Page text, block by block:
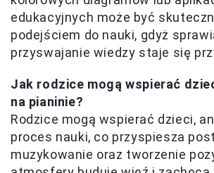
edukacyjnych może być
podejściem do nauki, gdyż
przyswajanie wiedzy staje się
Jak rodzice mogą wspierać
na pianinie?
Rodzice mogą wspierać dzieci,
proces nauki, co przyspiesza
muzykowanie oraz tworzenie